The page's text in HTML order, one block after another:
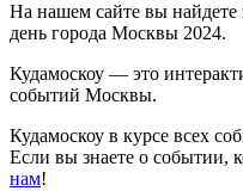
На нашем сайте вы
день города Москвы 2024.
Кудамоскоу — это
событий Москвы.
Кудамоскоу в курсе всех
Если вы знаете о событии,
нам!